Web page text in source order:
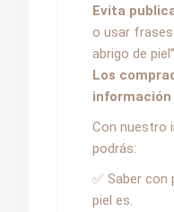
Evita
o usar
abrigo de
Los
Con nuestro
podrás:
✅ Saber con
piel es.